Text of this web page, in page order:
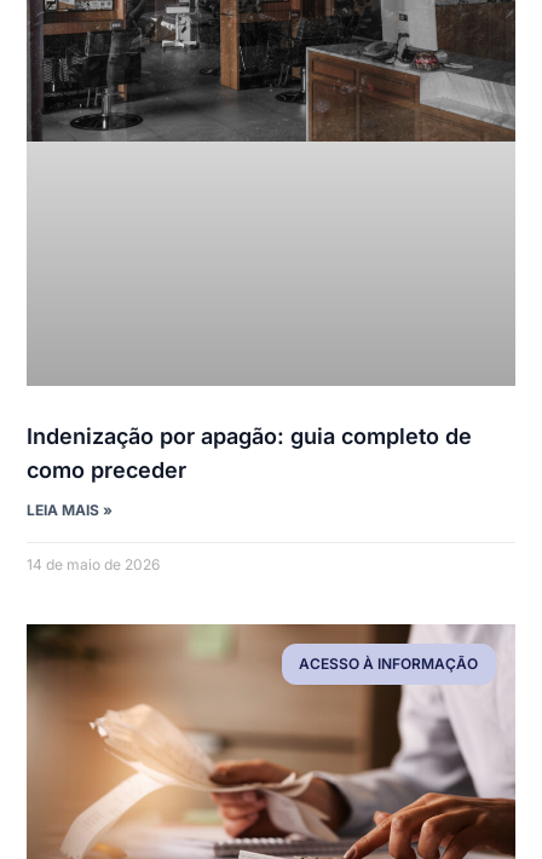
Indenização por apagão: guia completo de
como preceder
LEIA MAIS »
14 de maio de 2026
ACESSO À INFORMAÇÃO